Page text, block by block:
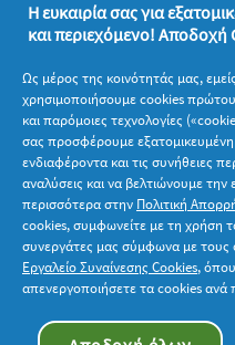
Σχετικά με την P&G
Νομικά
Ακολουθήστε μας
© 2026 Procter & Gamble. Με
Η ευκαιρία σας για
και περιεχόμενο!
Ως μέρος της κοινότητάς μας,
χρησιμοποιήσουμε cookies
και παρόμοιες τεχνολογίες
σας προσφέρουμε
ενδιαφέροντα και τις συνήθειες
αναλύσεις και να βελτιώνουμε
περισσότερα στην Πολιτική
cookies, συμφωνείτε με τη χρήση
συνεργάτες μας σύμφωνα με
Εργαλείο Συναίνεσης Cookies,
απενεργοποιήσετε τα cookies ανά